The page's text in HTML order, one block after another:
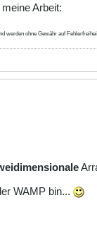
meine Arbeit:
werden ohne Gewähr auf
WAMP bin...